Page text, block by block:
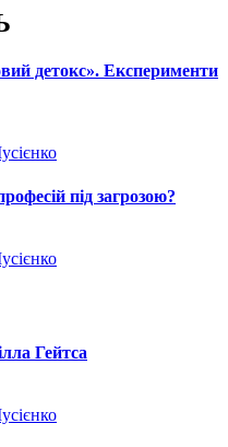
детокс». Експерименти
під загрозою?
Гейтса